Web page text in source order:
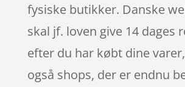
fysiske butikker. Danske
skal jf. loven give 14 dages
efter du har købt dine
også shops, der er endnu